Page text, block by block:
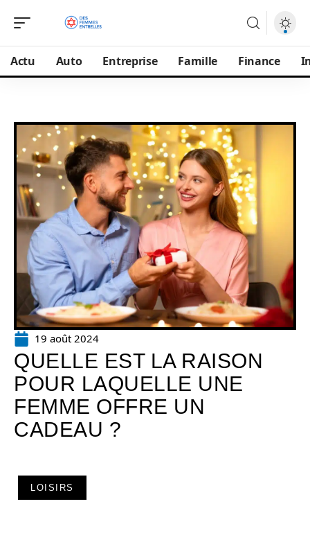
Actu Auto Entreprise Famille Finance
19 août 2024
QUELLE EST LA RAISON
POUR LAQUELLE UNE
FEMME OFFRE UN
CADEAU ?
LOISIRS